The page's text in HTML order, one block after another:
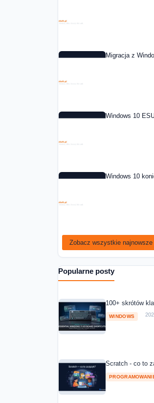
Migracja z
Windows 10
Windows 10
Zobacz wszystkie
Popularne posty
100+ skrótów
WINDOWS
Scratch - co to